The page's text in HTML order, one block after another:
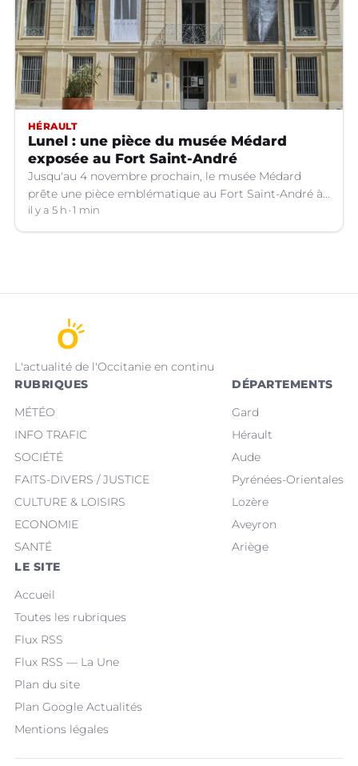
HÉRAULT
Lunel : une pièce du musée Médard
exposée au Fort Saint-André
Jusqu'au 4 novembre prochain, le musée Médard
prête une pièce emblématique au Fort Saint-André à
Villeneuve-lez-Avignon (Gard).
il y a 5 h 1 min
L'actualité de l'Occitanie en continu
RUBRIQUES
MÉTÉO
INFO TRAFIC
SOCIÉTÉ
FAITS-DIVERS / JUSTICE
CULTURE & LOISIRS
ECONOMIE
SANTÉ
DÉPARTEMENTS
Gard
Hérault
Aude
Pyrénées-Orientales
Lozère
Aveyron
Ariège
LE SITE
Accueil
Toutes les rubriques
Flux RSS
Flux RSS — La Une
Plan du site
Plan Google Actualités
Mentions légales